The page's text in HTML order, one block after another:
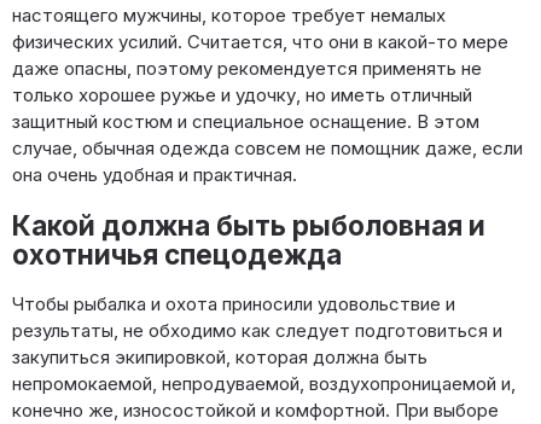
настоящего мужчины, которое требует немалых
физических усилий. Считается, что они в какой-то мере
даже опасны, поэтому рекомендуется применять не
только хорошее ружье и удочку, но иметь отличный
защитный костюм и специальное оснащение. В этом
случае, обычная одежда совсем не помощник даже, если
она очень удобная и практичная.
Какой должна быть рыболовная и
охотничья спецодежда
Чтобы рыбалка и охота приносили удовольствие и
результаты, не обходимо как следует подготовиться и
закупиться экипировкой, которая должна быть
непромокаемой, непродуваемой, воздухопроницаемой и,
конечно же, износостойкой и комфортной. При выборе